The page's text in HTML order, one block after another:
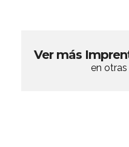
Ver más
en